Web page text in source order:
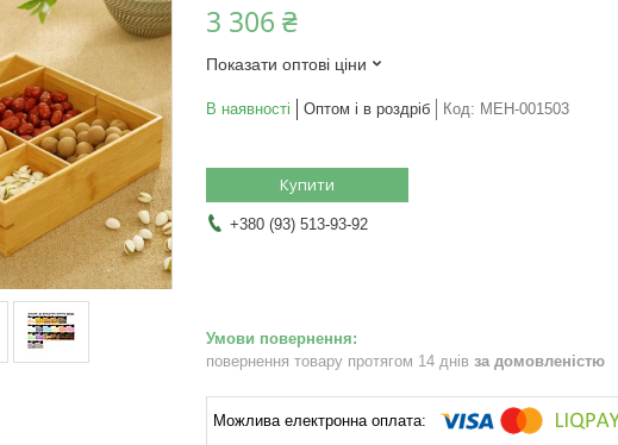
3 306 ₴
Показати оптові ціни
В наявності Оптом і в роздріб Код: МЕН-001503
Купити
+380 (93) 513-93-92
повернення товару протягом 14 днів за домовленістю